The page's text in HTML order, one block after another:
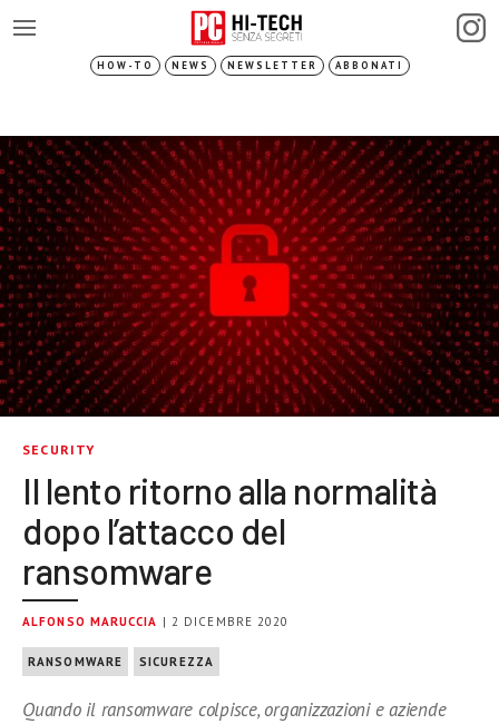
HOW-TO NEWS NEWSLETTER ABBONATI
SECURITY
Il lento ritorno alla normalità
dopo l’attacco del
ransomware
ALFONSO MARUCCIA | 2 DICEMBRE 2020
RANSOMWARE SICUREZZA
Quando il ransomware colpisce, organizzazioni e aziende